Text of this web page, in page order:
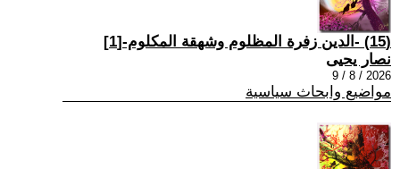
(15) -الدين زفرة المظلوم وشهقة المكلوم-[1]
نصار يحيى
2026 / 8 / 9
مواضيع وابحاث سياسية